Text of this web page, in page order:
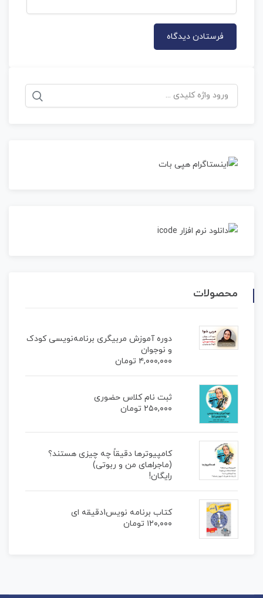
جستجو
برای:
محصولات
دوره آموزش مربیگری برنامه‌نویسی کودک
و نوجوان
۴,۰۰۰,۰۰۰ تومان
ثبت نام کلاس حضوری
۲۵۰,۰۰۰ تومان
کامپیوترها دقیقاً چه چیزی هستند؟
(ماجراهای من و ربوتی)
رایگان!
کتاب برنامه نویس1دقیقه ای
۱۲۰,۰۰۰ تومان